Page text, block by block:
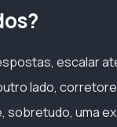
escalar
lado,
sobretudo, uma